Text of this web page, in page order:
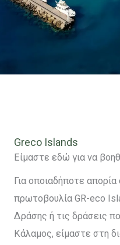
Greco Islands
Είμαστε εδώ για να
Για οποιαδήποτε
πρωτοβουλία GR-eco
Δράσης ή τις δράσεις
Κάλαμος, είμαστε στη